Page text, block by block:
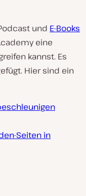
und E-Books
eine
kannst. Es
Hier sind ein
Seiten in